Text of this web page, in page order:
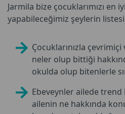
Jarmila bize çocuklarımızı en
yapabileceğimiz şeylerin
Çocuklarınızla çevrimiçi
neler olup bittiği
okulda olup bitenlerle
Ebeveynler ailede trend
ailenin ne hakkında